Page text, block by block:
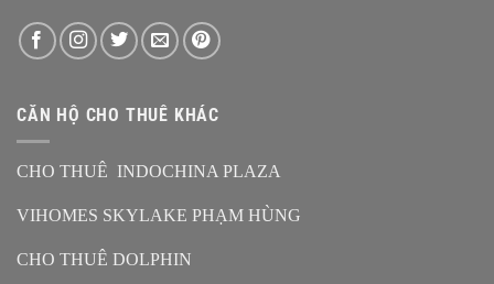
CĂN HỘ CHO THUÊ KHÁC
CHO THUÊ INDOCHINA PLAZA
VIHOMES SKYLAKE PHẠM HÙNG
CHO THUÊ DOLPHIN